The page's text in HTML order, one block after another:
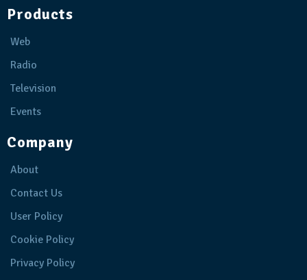
Products
Web
Radio
Television
Events
Company
About
Contact Us
User Policy
Cookie Policy
Privacy Policy